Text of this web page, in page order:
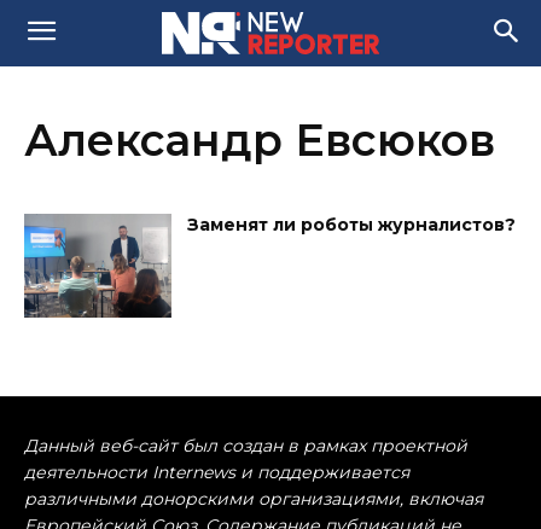
Александр Евсюков
Заменят ли роботы журналистов?
Данный веб-сайт был создан в рамках проектной
деятельности Internews и поддерживается
различными донорскими организациями, включая